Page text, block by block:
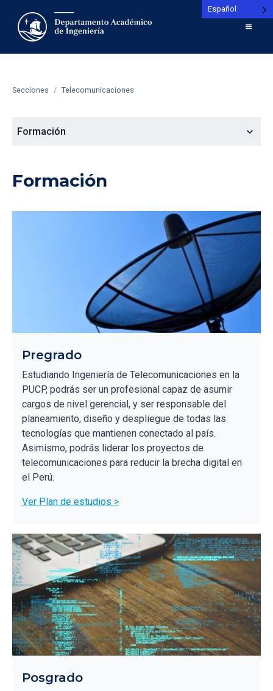
Secciones / Telecomunicaciones
Formación expand_more
Formación
Pregrado
Estudiando Ingeniería de Telecomunicaciones en la
PUCP, podrás ser un profesional capaz de asumir
cargos de nivel gerencial, y ser responsable del
planeamiento, diseño y despliegue de todas las
tecnologías que mantienen conectado al país.
Asimismo, podrás liderar los proyectos de
telecomunicaciones para reducir la brecha digital en
el Perú.
Ver Plan de estudios >
Posgrado
Español